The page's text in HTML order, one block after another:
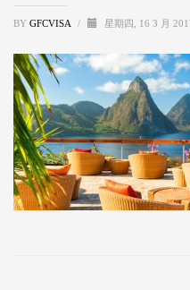
BY GFCVISA / 星期四, 16 3 月